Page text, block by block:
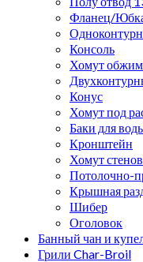
Фланец/
Консоль
Хомут
Конус
Хомут под
Баки для
Кронштейн
Хомут
Потолочно-
Крышная
Шибер
Оголовок
Банный чан и
Грили Char-Broil